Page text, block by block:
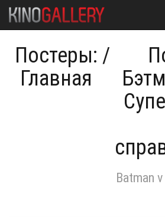
Постеры:
Главная
/
Batman